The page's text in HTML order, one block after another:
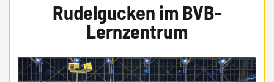
Rudelgucken im BVB-
Lernzentrum